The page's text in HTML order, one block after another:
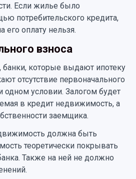
Если жилье было
потребительского кредита,
его оплату нельзя.
взноса
банки, которые выдают ипотеку
отсутствие первоначального
одном условии. Залогом будет
в кредит недвижимость, а
заемщика.
должна быть
теоретически покрывать
Также на ней не должно